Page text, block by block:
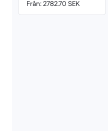
Från: 2782.70 SEK